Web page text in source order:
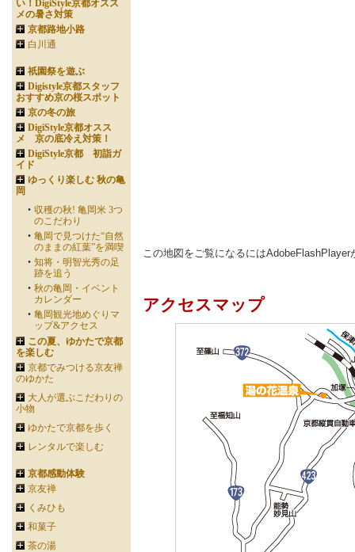
この地図をご覧になるにはAdobeFlashPlayer
アクセスマップ
い！DigiStyle京都オスス
メの暑さ対策
京都路地小路
白川通
祇園祭を遊ぶ
Digistyle京都スタッフ
おすすめ京の桜スポット
京の冬の旅
DigiStyle京都オスス
メ 京の底冷え対策！
DigiStyle京都 初詣ガ
イド
ゆっくり楽しむ 秋の亀
岡
収穫の秋! 亀岡米 3つ
のこだわり
亀岡で見つけた“自然
のままの紅葉”を満喫
知将・明智光秀の足
跡を追う
秋の亀岡・イベント
カレンダー
亀岡観光地めぐりマ
ップ&アクセス
この夏、ゆかたで京都
を楽しむ
京都でみつける京友禅
のゆかた
大人が選ぶこだわりの
小物
ゆかたで京都を歩く
レンタルで楽しむ
京都感動体験
京友禅
くみひも
和菓子
茶の湯